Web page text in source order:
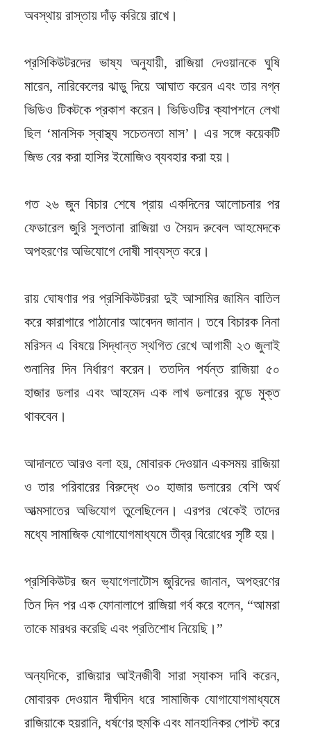
অবস্থায় রাস্তায় দাঁড় করিয়ে রাখে।
প্রসিকিউটরদের ভাষ্য অনুযায়ী, রাজিয়া দেওয়ানকে ঘুষি
মারেন, নারিকেলের ঝাড়ু দিয়ে আঘাত করেন এবং তার নগ্ন
ভিডিও টিকটকে প্রকাশ করেন। ভিডিওটির ক্যাপশনে লেখা
ছিল ‘মানসিক স্বাস্থ্য সচেতনতা মাস’। এর সঙ্গে কয়েকটি
জিভ বের করা হাসির ইমোজিও ব্যবহার করা হয়।
গত ২৬ জুন বিচার শেষে প্রায় একদিনের আলোচনার পর
ফেডারেল জুরি সুলতানা রাজিয়া ও সৈয়দ রুবেল আহমেদকে
অপহরণের অভিযোগে দোষী সাব্যস্ত করে।
রায় ঘোষণার পর প্রসিকিউটররা দুই আসামির জামিন বাতিল
করে কারাগারে পাঠানোর আবেদন জানান। তবে বিচারক নিনা
মরিসন এ বিষয়ে সিদ্ধান্ত স্থগিত রেখে আগামী ২৩ জুলাই
শুনানির দিন নির্ধারণ করেন। ততদিন পর্যন্ত রাজিয়া ৫০
হাজার ডলার এবং আহমেদ এক লাখ ডলারের বন্ডে মুক্ত
থাকবেন।
আদালতে আরও বলা হয়, মোবারক দেওয়ান একসময় রাজিয়া
ও তার পরিবারের বিরুদ্ধে ৩০ হাজার ডলারের বেশি অর্থ
আত্মসাতের অভিযোগ তুলেছিলেন। এরপর থেকেই তাদের
মধ্যে সামাজিক যোগাযোগমাধ্যমে তীব্র বিরোধের সৃষ্টি হয়।
প্রসিকিউটর জন ভ্যাগেলাটোস জুরিদের জানান, অপহরণের
তিন দিন পর এক ফোনালাপে রাজিয়া গর্ব করে বলেন, “আমরা
তাকে মারধর করেছি এবং প্রতিশোধ নিয়েছি।”
অন্যদিকে, রাজিয়ার আইনজীবী সারা স্যাকস দাবি করেন,
মোবারক দেওয়ান দীর্ঘদিন ধরে সামাজিক যোগাযোগমাধ্যমে
রাজিয়াকে হয়রানি, ধর্ষণের হুমকি এবং মানহানিকর পোস্ট করে